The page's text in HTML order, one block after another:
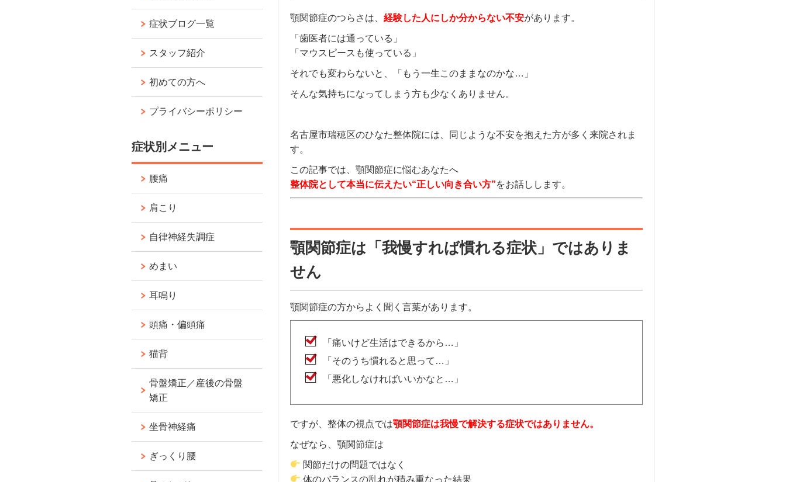
顎関節症のつらさは、 経験した人にしか分からない不安があります。
「歯医者には通っている」
「マウスピースも使っている」
それでも変わらないと、 「もう一生このままなのかな…」
そんな気持ちになってしまう方も少なくありません。
名古屋市瑞穂区のひなた整体院には、同じような不安を抱えた方が多く来院されま
す。
この記事では、顎関節症に悩むあなたへ
整体院として本当に伝えたい“正しい向き合い方”をお話しします。
顎関節症は「我慢すれば慣れる症状」ではありま
せん
顎関節症の方からよく聞く言葉があります。
「痛いけど生活はできるから…」
「そのうち慣れると思って…」
「悪化しなければいいかなと…」
ですが、整体の視点では顎関節症は我慢で解決する症状ではありません。
なぜなら、顎関節症は
関節だけの問題ではなく
体のバランスの乱れが積み重なった結果
症状ブログ一覧
スタッフ紹介
初めての方へ
プライバシーポリシー
症状別メニュー
腰痛
肩こり
自律神経失調症
めまい
耳鳴り
頭痛・偏頭痛
猫背
骨盤矯正／産後の骨盤
矯正
坐骨神経痛
ぎっくり腰